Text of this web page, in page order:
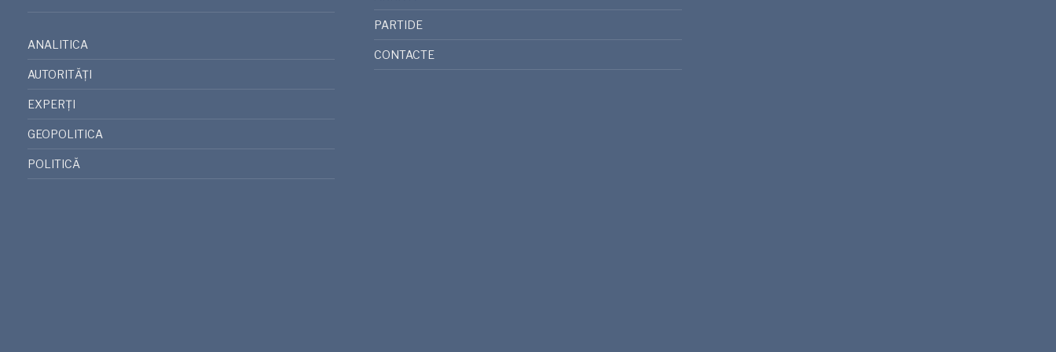
ANALITICA
AUTORITĂȚI
EXPERȚI
GEOPOLITICA
POLITICĂ
PARTIDE
CONTACTE